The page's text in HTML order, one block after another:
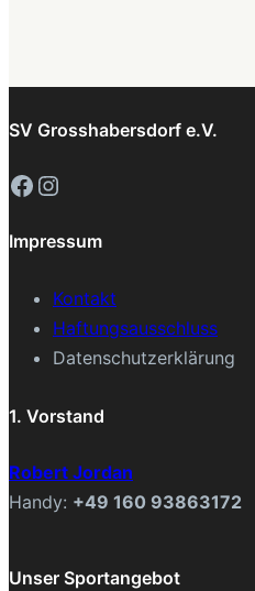
SV Grosshabersdorf e.V.
Facebook Instagram
Impressum
Kontakt
Haftungsausschluss
Datenschutzerklärung
1. Vorstand
Robert Jordan
Handy: +49 160 93863172
Unser Sportangebot